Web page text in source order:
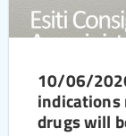
10/06/
drugs will